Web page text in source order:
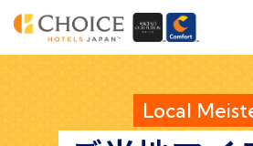
Local